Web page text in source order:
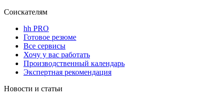
Соискателям
hh PRO
Готовое резюме
Все сервисы
Хочу у вас работать
Производственный календарь
Экспертная рекомендация
Новости и статьи